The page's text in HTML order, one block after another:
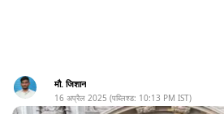
मौ. जिशान
16 अप्रैल 2025 (पब्लिश्ड: 10:13 PM IST)